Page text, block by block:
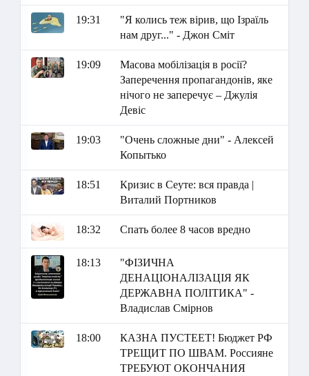
19:31
"Я колись теж вірив, що Ізраїль
нам друг..." - Джон Сміт
19:09
Масова мобілізація в росії?
Заперечення пропагандонів, яке
нічого не заперечує – Джулія
Девіс
19:03
"Очень сложные дни" - Алексей
Копытько
18:51
Кризис в Сеуте: вся правда |
Виталий Портников
18:32 Спать более 8 часов вредно
18:13
"ФІЗИЧНА
ДЕНАЦІОНАЛІЗАЦІЯ ЯК
ДЕРЖАВНА ПОЛІТИКА" -
Владислав Смірнов
18:00
КАЗНА ПУСТЕЕТ! Бюджет РФ
ТРЕЩИТ ПО ШВАМ. Россияне
ТРЕБУЮТ ОКОНЧАНИЯ